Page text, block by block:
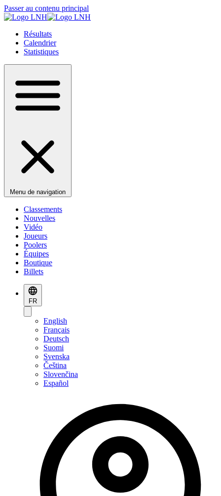
Passer au contenu principal
Résultats
Calendrier
Statistiques
Menu de navigation
Classements
Nouvelles
Vidéo
Joueurs
Poolers
Équipes
Boutique
Billets
FR
English
Français
Deutsch
Suomi
Svenska
Čeština
Slovenčina
Español